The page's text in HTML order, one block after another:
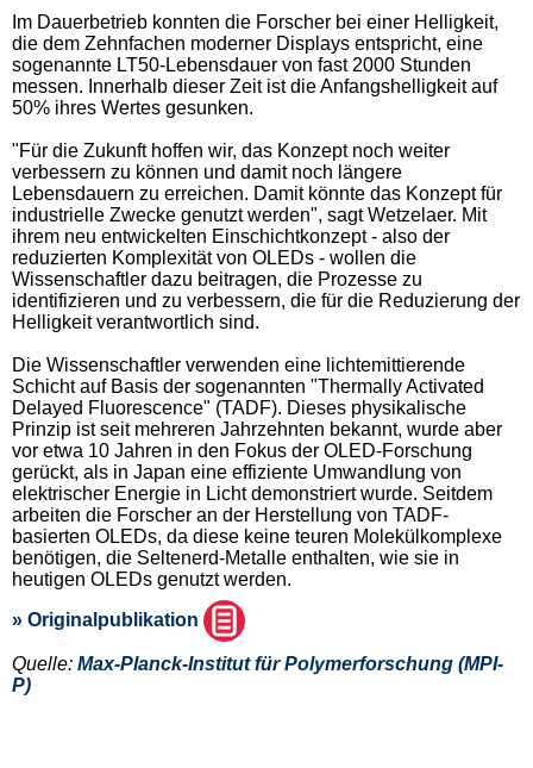
Im Dauerbetrieb konnten die Forscher bei einer Helligkeit,
die dem Zehnfachen moderner Displays entspricht, eine
sogenannte LT50-Lebensdauer von fast 2000 Stunden
messen. Innerhalb dieser Zeit ist die Anfangshelligkeit auf
50% ihres Wertes gesunken.
"Für die Zukunft hoffen wir, das Konzept noch weiter
verbessern zu können und damit noch längere
Lebensdauern zu erreichen. Damit könnte das Konzept für
industrielle Zwecke genutzt werden", sagt Wetzelaer. Mit
ihrem neu entwickelten Einschichtkonzept - also der
reduzierten Komplexität von OLEDs - wollen die
Wissenschaftler dazu beitragen, die Prozesse zu
identifizieren und zu verbessern, die für die Reduzierung der
Helligkeit verantwortlich sind.
Die Wissenschaftler verwenden eine lichtemittierende
Schicht auf Basis der sogenannten "Thermally Activated
Delayed Fluorescence" (TADF). Dieses physikalische
Prinzip ist seit mehreren Jahrzehnten bekannt, wurde aber
vor etwa 10 Jahren in den Fokus der OLED-Forschung
gerückt, als in Japan eine effiziente Umwandlung von
elektrischer Energie in Licht demonstriert wurde. Seitdem
arbeiten die Forscher an der Herstellung von TADF-
basierten OLEDs, da diese keine teuren Molekülkomplexe
benötigen, die Seltenerd-Metalle enthalten, wie sie in
heutigen OLEDs genutzt werden.
» Originalpublikation
Quelle: Max-Planck-Institut für Polymerforschung (MPI-
P)